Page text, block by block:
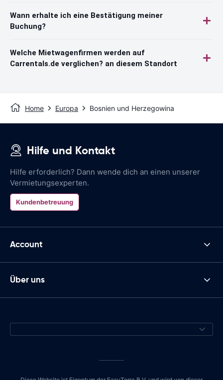
Wann erhalte ich eine Bestätigung meiner
Buchung?
Welche Mietwagenfirmen werden auf
Carrentals.de verglichen? an diesem Standort
Home Europa Bosnien und Herzegowina
Hilfe und Kontakt
Hilfe erforderlich? Dann wende dich an einen unserer
Vermietungsexperten.
Kundenbetreuung
Account
Über uns